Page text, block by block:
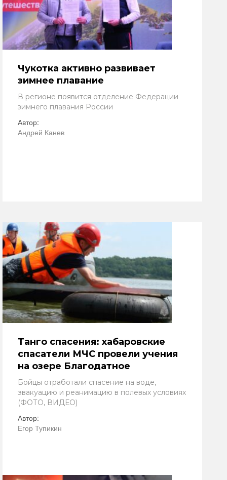
Чукотка активно развивает
зимнее плавание
В регионе появится отделение Федерации
зимнего плавания России
Автор:
Андрей Канев
Танго спасения: хабаровские
спасатели МЧС провели учения
на озере Благодатное
Бойцы отработали спасение на воде,
эвакуацию и реанимацию в полевых условиях
(ФОТО, ВИДЕО)
Автор:
Егор Тупикин